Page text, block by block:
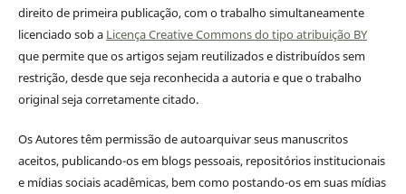
direito de primeira publicação, com o trabalho simultaneamente
licenciado sob a Licença Creative Commons do tipo atribuição BY
que permite que os artigos sejam reutilizados e distribuídos sem
restrição, desde que seja reconhecida a autoria e que o trabalho
original seja corretamente citado.
Os Autores têm permissão de autoarquivar seus manuscritos
aceitos, publicando-os em blogs pessoais, repositórios institucionais
e mídias sociais acadêmicas, bem como postando-os em suas mídias